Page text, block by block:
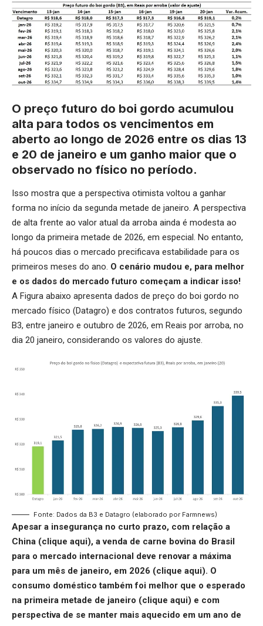
O preço futuro do boi gordo acumulou
alta para todos os vencimentos em
aberto ao longo de 2026 entre os dias 13
e 20 de janeiro e um ganho maior que o
observado no físico no período.
Isso mostra que a perspectiva otimista voltou a ganhar
forma no início da segunda metade de janeiro. A perspectiva
de alta frente ao valor atual da arroba ainda é modesta ao
longo da primeira metade de 2026, em especial. No entanto,
há poucos dias o mercado precificava estabilidade para os
primeiros meses do ano. O cenário mudou e, para melhor
e os dados do mercado futuro começam a indicar isso!
A Figura abaixo apresenta dados de preço do boi gordo no
mercado físico (Datagro) e dos contratos futuros, segundo
B3, entre janeiro e outubro de 2026, em Reais por arroba, no
dia 20 janeiro, considerando os valores do ajuste.
Fonte: Dados da B3 e Datagro (elaborado por Farmnews)
Apesar a insegurança no curto prazo, com relação a
China (clique aqui), a venda de carne bovina do Brasil
para o mercado internacional deve renovar a máxima
para um mês de janeiro, em 2026 (clique aqui). O
consumo doméstico também foi melhor que o esperado
na primeira metade de janeiro (clique aqui) e com
perspectiva de se manter mais aquecido em um ano de